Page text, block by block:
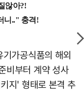
가공식품의 해외
비부터 계약 성사
지' 형태로 본격 추